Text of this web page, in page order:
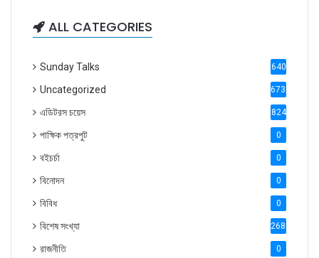
ALL CATEGORIES
Sunday Talks 640
Uncategorized 6738
এডিটরস চয়েস 824
পাক্ষিক পত্রপুট 0
বইচর্চা 0
বিনোদন 0
বিবিধ 0
বিশেষ সংখ্যা 2686
রাজনীতি 0